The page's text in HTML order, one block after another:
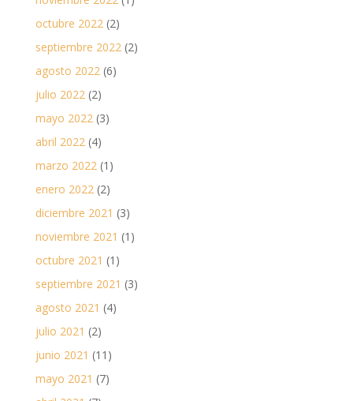
octubre 2022(2)
septiembre 2022(2)
agosto 2022(6)
julio 2022(2)
mayo 2022(3)
abril 2022(4)
marzo 2022(1)
enero 2022(2)
diciembre 2021 (3)
noviembre 2021 (1)
octubre 2021 (1)
septiembre 2021 (3)
agosto 2021 (4)
julio 2021 (2)
junio 2021 (11)
mayo 2021 (7)